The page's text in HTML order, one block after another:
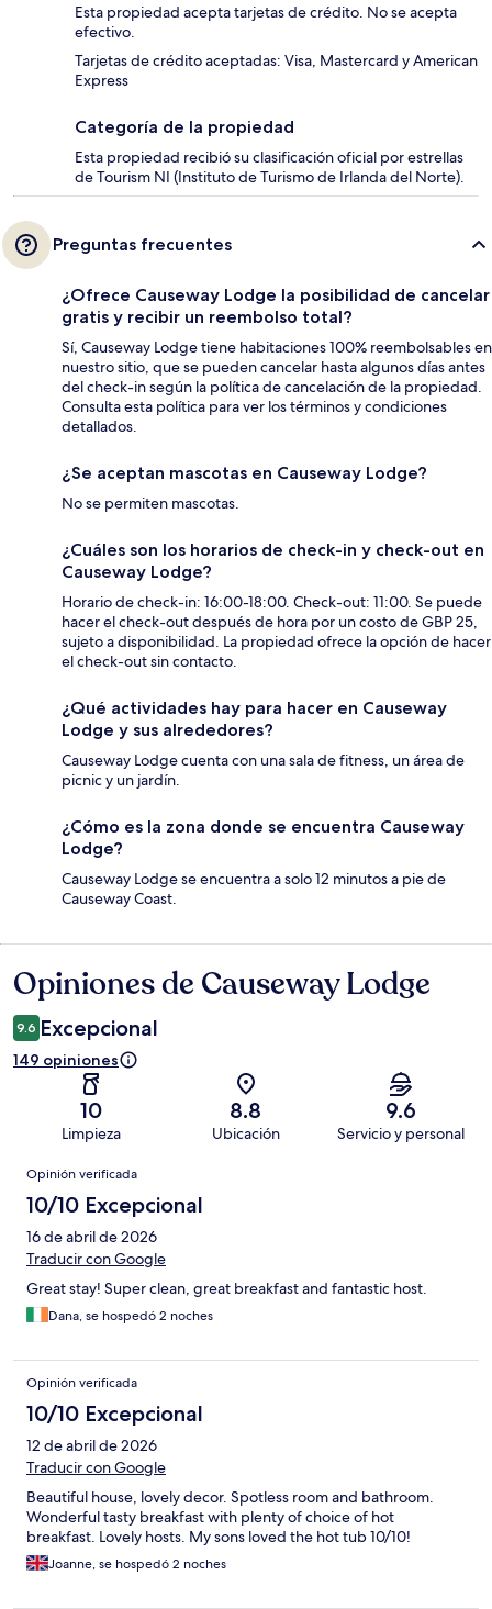
Esta propiedad acepta tarjetas de crédito. No se acepta
efectivo.
Tarjetas de crédito aceptadas: Visa, Mastercard y American
Express
Categoría de la propiedad
Esta propiedad recibió su clasificación oficial por estrellas
de Tourism NI (Instituto de Turismo de Irlanda del Norte).
Preguntas frecuentes
¿Ofrece Causeway Lodge la posibilidad de cancelar
gratis y recibir un reembolso total?
Sí, Causeway Lodge tiene habitaciones 100% reembolsables en
nuestro sitio, que se pueden cancelar hasta algunos días antes
del check-in según la política de cancelación de la propiedad.
Consulta esta política para ver los términos y condiciones
detallados.
¿Se aceptan mascotas en Causeway Lodge?
No se permiten mascotas.
¿Cuáles son los horarios de check-in y check-out en
Causeway Lodge?
Horario de check-in: 16:00-18:00. Check-out: 11:00. Se puede
hacer el check-out después de hora por un costo de GBP 25,
sujeto a disponibilidad. La propiedad ofrece la opción de hacer
el check-out sin contacto.
¿Qué actividades hay para hacer en Causeway
Lodge y sus alrededores?
Causeway Lodge cuenta con una sala de fitness, un área de
picnic y un jardín.
¿Cómo es la zona donde se encuentra Causeway
Lodge?
Causeway Lodge se encuentra a solo 12 minutos a pie de
Causeway Coast.
Opiniones
Opiniones de Causeway Lodge
9.6 Excepcional
149 opiniones
10
Limpieza
8.8
Ubicación
9.6
Servicio y personal
Opiniones
Opinión verificada
10/10 Excepcional
16 de abril de 2026
Traducir con Google
Great stay! Super clean, great breakfast and fantastic host.
Dana, se hospedó 2 noches
Opinión verificada
10/10 Excepcional
12 de abril de 2026
Traducir con Google
Beautiful house, lovely decor. Spotless room and bathroom.
Wonderful tasty breakfast with plenty of choice of hot
breakfast. Lovely hosts. My sons loved the hot tub 10/10!
Joanne, se hospedó 2 noches